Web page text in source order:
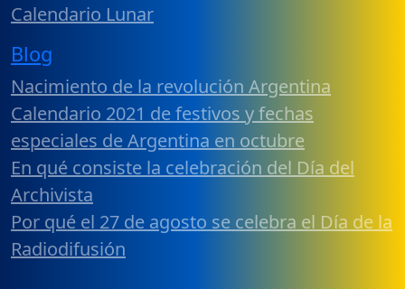
Calendario Lunar
Blog
Nacimiento de la revolución Argentina
Calendario 2021 de festivos y fechas
especiales de Argentina en octubre
En qué consiste la celebración del Día del
Archivista
Por qué el 27 de agosto se celebra el Día de la
Radiodifusión